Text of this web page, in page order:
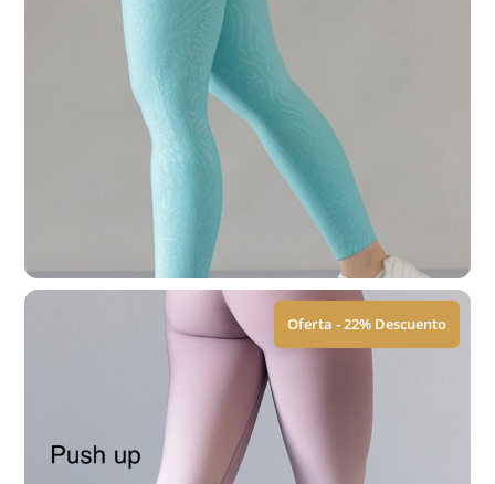
Leggings | Prepole
579.00 449.00
Ver Tallas
Oferta - 22% Descuento